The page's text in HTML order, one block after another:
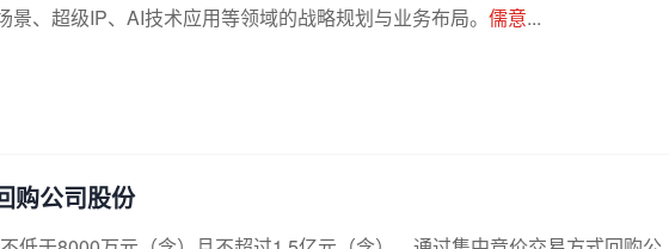
、超级IP、AI技术应用等领域的战略规划与业务布局。 儒意...
购公司股份